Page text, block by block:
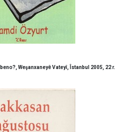
Weşanxaneyê Vateyî, Îstanbul 2005, 22 r.